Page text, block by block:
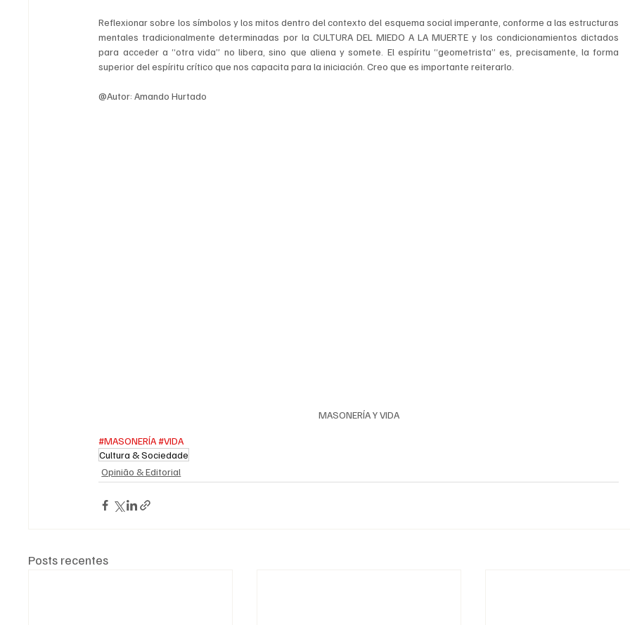
Reflexionar sobre los símbolos y los mitos dentro del contexto del esquema social imperante, conforme a las estructuras
mentales tradicionalmente determinadas por la CULTURA DEL MIEDO A LA MUERTE y los condicionamientos dictados
para acceder a “otra vida” no libera, sino que aliena y somete. El espíritu “geometrista” es, precisamente, la forma
superior del espíritu crítico que nos capacita para la iniciación. Creo que es importante reiterarlo.
@Autor: Amando Hurtado
MASONERÍA Y VIDA
#MASONERÍA#VIDA
Cultura & Sociedade
Opinião & Editorial
Posts recentes